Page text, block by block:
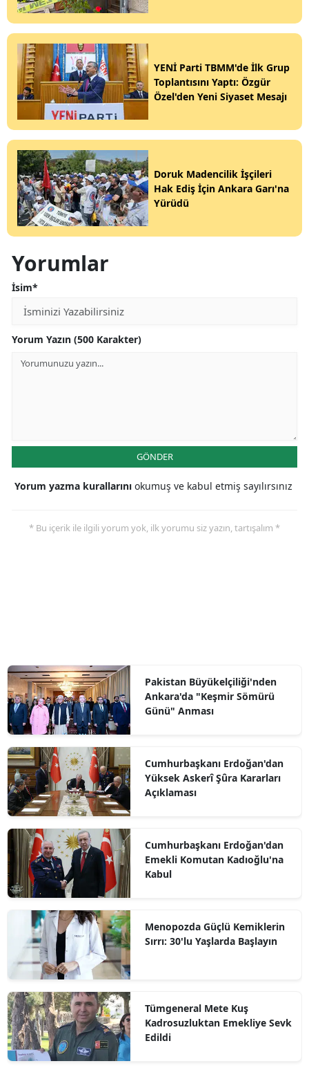
YENİ Parti TBMM'de İlk Grup
Toplantısını Yaptı: Özgür
Özel'den Yeni Siyaset Mesajı
Doruk Madencilik İşçileri
Hak Ediş İçin Ankara Garı'na
Yürüdü
Yorumlar
İsim*
Yorum Yazın (500 Karakter)
GÖNDER
Yorum yazma kurallarını okumuş ve kabul etmiş sayılırsınız
* Bu içerik ile ilgili yorum yok, ilk yorumu siz yazın, tartışalım *
Pakistan Büyükelçiliği'nden
Ankara'da "Keşmir Sömürü
Günü" Anması
Cumhurbaşkanı Erdoğan'dan
Yüksek Askerî Şûra Kararları
Açıklaması
Cumhurbaşkanı Erdoğan'dan
Emekli Komutan Kadıoğlu'na
Kabul
Menopozda Güçlü Kemiklerin
Sırrı: 30'lu Yaşlarda Başlayın
Tümgeneral Mete Kuş
Kadrosuzluktan Emekliye Sevk
Edildi